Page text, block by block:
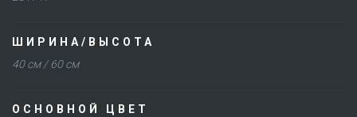
ШИРИНА/ВЫСОТА
40 см / 60 см
ОСНОВНОЙ ЦВЕТ